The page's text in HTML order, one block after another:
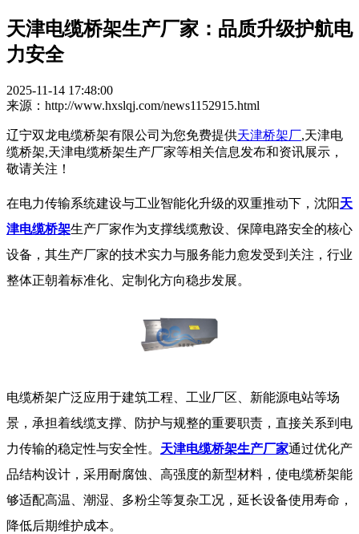
天津电缆桥架生产厂家：品质升级护航电
力安全
2025-11-14 17:48:00
来源：http://www.hxslqj.com/news1152915.html
辽宁双龙电缆桥架有限公司为您免费提供天津桥架厂,天津电
缆桥架,天津电缆桥架生产厂家等相关信息发布和资讯展示，
敬请关注！
在电力传输系统建设与工业智能化升级的双重推动下，沈阳天
津电缆桥架生产厂家作为支撑线缆敷设、保障电路安全的核心
设备，其生产厂家的技术实力与服务能力愈发受到关注，行业
整体正朝着标准化、定制化方向稳步发展。
电缆桥架广泛应用于建筑工程、工业厂区、新能源电站等场
景，承担着线缆支撑、防护与规整的重要职责，直接关系到电
力传输的稳定性与安全性。 天津电缆桥架生产厂家通过优化产
品结构设计，采用耐腐蚀、高强度的新型材料，使电缆桥架能
够适配高温、潮湿、多粉尘等复杂工况，延长设备使用寿命，
降低后期维护成本。